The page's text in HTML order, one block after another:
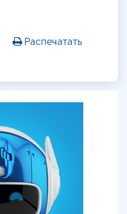
Распечатать